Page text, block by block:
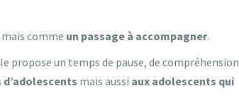
comme un passage à accompagner.
propose un temps de pause, de compréhension
mais aussi aux adolescents qui